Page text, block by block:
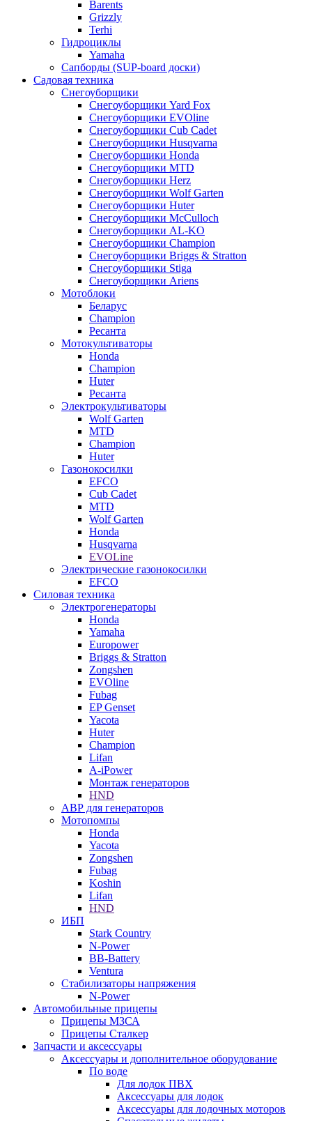
Barents
Grizzly
Terhi
Гидроциклы
Yamaha
Сапборды (SUP-board доски)
Садовая техника
Снегоуборщики
Снегоуборщики Yard Fox
Снегоуборщики EVOline
Снегоуборщики Cub Cadet
Снегоуборщики Husqvarna
Снегоуборщики Honda
Снегоуборщики MTD
Снегоуборщики Herz
Снегоуборщики Wolf Garten
Снегоуборщики Huter
Снегоуборщики McCulloch
Снегоуборщики AL-KO
Снегоуборщики Champion
Снегоуборщики Briggs & Stratton
Снегоуборщики Stiga
Снегоуборщики Ariens
Мотоблоки
Беларус
Champion
Ресанта
Мотокультиваторы
Honda
Champion
Huter
Ресанта
Электрокультиваторы
Wolf Garten
MTD
Champion
Huter
Газонокосилки
EFCO
Cub Cadet
MTD
Wolf Garten
Honda
Husqvarna
EVOLine
Электрические газонокосилки
EFCO
Силовая техника
Электрогенераторы
Honda
Yamaha
Europower
Briggs & Stratton
Zongshen
EVOline
Fubag
EP Genset
Yacota
Huter
Champion
Lifan
A-iPower
Монтаж генераторов
HND
АВР для генераторов
Мотопомпы
Honda
Yacota
Zongshen
Fubag
Koshin
Lifan
HND
ИБП
Stark Country
N-Power
BB-Battery
Ventura
Стабилизаторы напряжения
N-Power
Автомобильные прицепы
Прицепы МЗСА
Прицепы Сталкер
Запчасти и аксессуары
Аксессуары и дополнительное оборудование
По воде
Для лодок ПВХ
Аксессуары для лодок
Аксессуары для лодочных моторов